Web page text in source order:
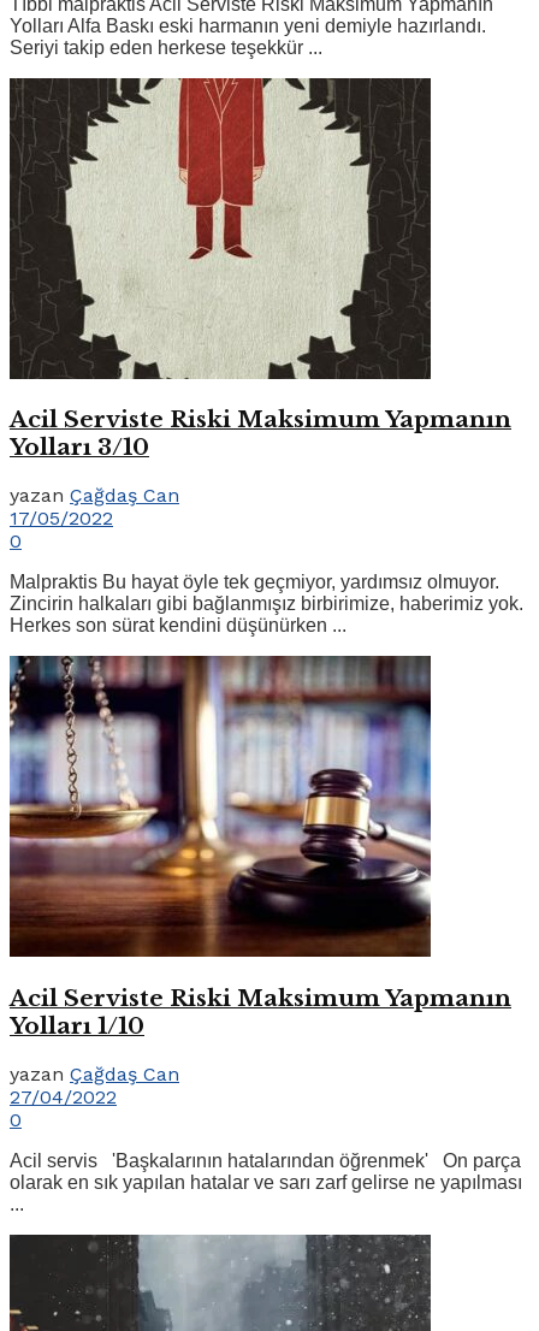
Yolları Alfa Baskı eski harmanın yeni demiyle hazırlandı.
Seriyi takip eden herkese teşekkür ...
Acil Serviste Riski Maksimum Yapmanın
Yolları 3/10
yazan Çağdaş Can
17/05/2022
0
Malpraktis Bu hayat öyle tek geçmiyor, yardımsız olmuyor.
Zincirin halkaları gibi bağlanmışız birbirimize, haberimiz yok.
Herkes son sürat kendini düşünürken ...
Acil Serviste Riski Maksimum Yapmanın
Yolları 1/10
yazan Çağdaş Can
27/04/2022
0
Acil servis 'Başkalarının hatalarından öğrenmek' On parça
olarak en sık yapılan hatalar ve sarı zarf gelirse ne yapılması
...